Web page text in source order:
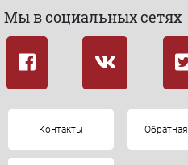
Мы в социальных сетях
Контакты